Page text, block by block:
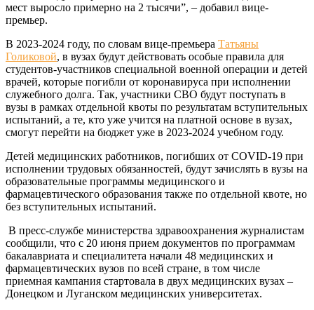
мест выросло примерно на 2 тысячи”, – добавил вице-
премьер.
В 2023-2024 году, по словам вице-премьера Татьяны
Голиковой, в вузах будут действовать особые правила для
студентов-участников специальной военной операции и детей
врачей, которые погибли от коронавируса при исполнении
служебного долга. Так, участники СВО будут поступать в
вузы в рамках отдельной квоты по результатам вступительных
испытаний, а те, кто уже учится на платной основе в вузах,
смогут перейти на бюджет уже в 2023-2024 учебном году.
Детей медицинских работников, погибших от COVID-19 при
исполнении трудовых обязанностей, будут зачислять в вузы на
образовательные программы медицинского и
фармацевтического образования также по отдельной квоте, но
без вступительных испытаний.
В пресс-службе министерства здравоохранения журналистам
сообщили, что с 20 июня прием документов по программам
бакалавриата и специалитета начали 48 медицинских и
фармацевтических вузов по всей стране, в том числе
приемная кампания стартовала в двух медицинских вузах –
Донецком и Луганском медицинских университетах.